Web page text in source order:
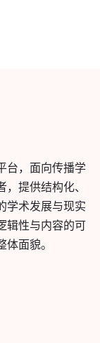
台，面向传播学
提供结构化、
学术发展与现实
辑性与内容的可
面貌。